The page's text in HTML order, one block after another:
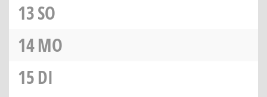
13SO
14MO
15DI